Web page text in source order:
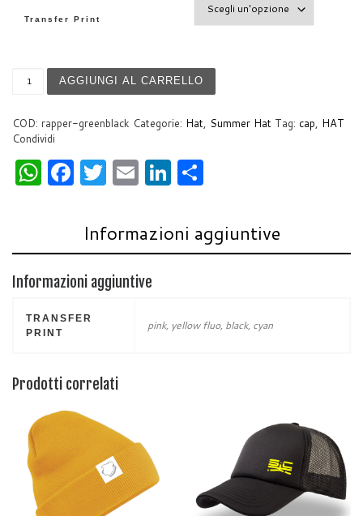
Transfer Print
AGGIUNGI AL CARRELLO
COD: rapper-greenblack Categorie: Hat, Summer Hat Tag: cap, HAT
Condividi
W
h
s
A
p
F
a
c
e
b
o
T
w
itt
er
E
m
ai
l
Li
n
k
e
ar
e
Informazioni aggiuntive
Informazioni aggiuntive
TRANSFER
PRINT
pink, yellow fluo, black, cyan
Prodotti correlati